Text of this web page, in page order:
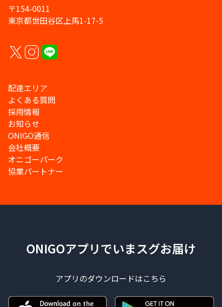
〒154-0011
東京都世田谷区上馬1-17-5
配達エリア
よくある質問
採用情報
お知らせ
ONIGO通信
会社概要
オニゴーパーク
協業パートナー
ONIGOアプリでいまスグお届け
アプリのダウンロードはこちら